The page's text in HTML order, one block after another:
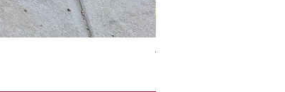
Thanya Dress